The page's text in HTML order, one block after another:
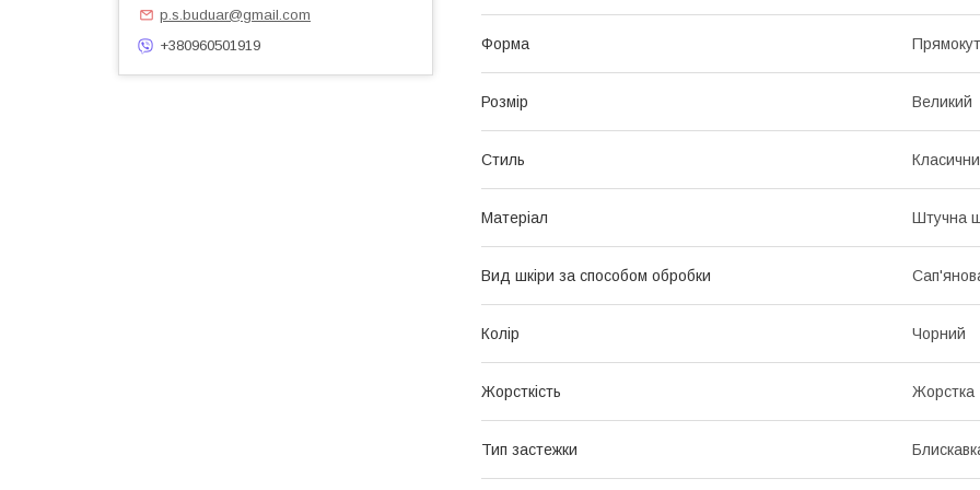
Форма
Розмір Великий
Стиль
Матеріал Штучна
Вид шкіри за способом обробки
Колір Чорний
Жорсткість Жорстка
Тип застежки
p.s.buduar@gmail.com
+380960501919